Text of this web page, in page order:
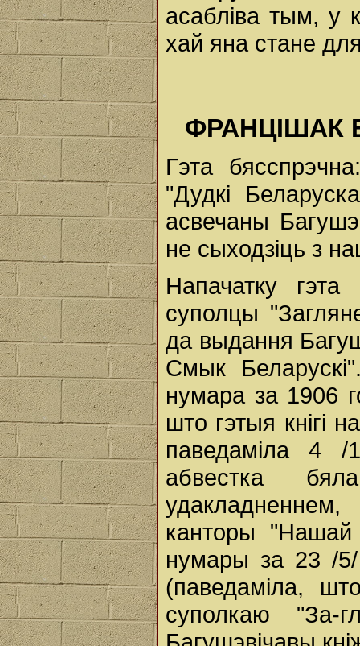
асабліва тым, у
хай яна стане
ФРАНЦІШАК
Гэта
"Дудкі
асвечаны
не сыходзіць з
Напачатку
суполцы
да выдання
Смык
нумара за 1906
што гэтыя кнігі
паведаміла 4 /
абвестка
канторы
нумары за 23 /5/
(паведаміла,
суполкаю